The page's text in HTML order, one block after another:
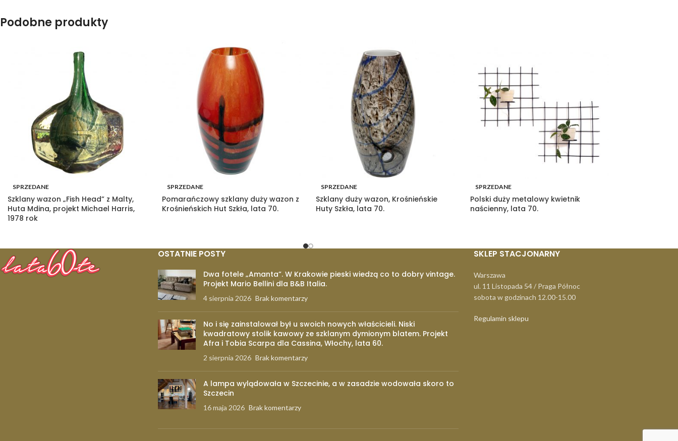
Podobne produkty
SPRZEDANE
Szklany wazon „Fish Head” z Malty,
Huta Mdina, projekt Michael Harris,
1978 rok
SPRZEDANE
Pomarańczowy szklany duży wazon z
Krośnieńskich Hut Szkła, lata 70.
SPRZEDANE
Szklany duży wazon, Krośnieńskie
Huty Szkła, lata 70.
SPRZEDANE
Polski duży metalowy kwietnik
naścienny, lata 70.
OSTATNIE POSTY
Dwa fotele „Amanta”. W Krakowie pieski wiedzą co to dobry vintage.
Projekt Mario Bellini dla B&B Italia.
4 sierpnia 2026 Brak komentarzy
No i się zainstalował był u swoich nowych właścicieli. Niski
kwadratowy stolik kawowy ze szklanym dymionym blatem. Projekt
Afra i Tobia Scarpa dla Cassina, Włochy, lata 60.
2 sierpnia 2026 Brak komentarzy
A lampa wylądowała w Szczecinie, a w zasadzie wodowała skoro to
Szczecin
16 maja 2026 Brak komentarzy
SKLEP STACJONARNY
Warszawa
ul. 11 Listopada 54 / Praga Północ
sobota w godzinach 12.00-15.00
Regulamin sklepu